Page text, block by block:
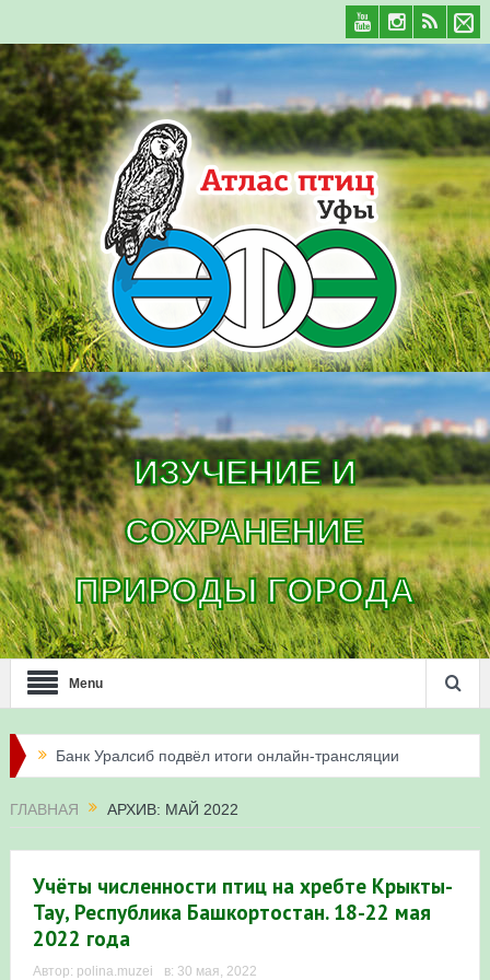
ИЗУЧЕНИЕ И
СОХРАНЕНИЕ
ПРИРОДЫ ГОРОДА
Menu
Банк Уралсиб подвёл итоги онлайн-трансляции
жизни сапсанов в Уфе в 2026 году
Республике Башкортостан
Три птенца сапсанов Уралсиба получили имена и
кольца
ГЛАВНАЯ АРХИВ: МАЙ 2022
Учёты численности птиц на хребте Крыкты-
Тау, Республика Башкортостан. 18-22 мая
2022 года
Автор: polina.muzei в: 30 мая, 2022